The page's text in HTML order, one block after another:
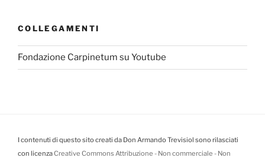
COLLEGAMENTI
Fondazione Carpinetum su Youtube
I contenuti di questo sito creati da Don Armando Trevisiol sono rilasciati
con licenzaCreative Commons Attribuzione - Non commerciale - Non